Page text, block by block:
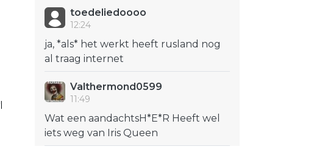
toedeliedoooo
12:24
ja, *als* het werkt heeft rusland nog
al traag internet
Valthermond0599
11:49
Wat een aandachtsH*E*R Heeft wel
iets weg van Iris Queen